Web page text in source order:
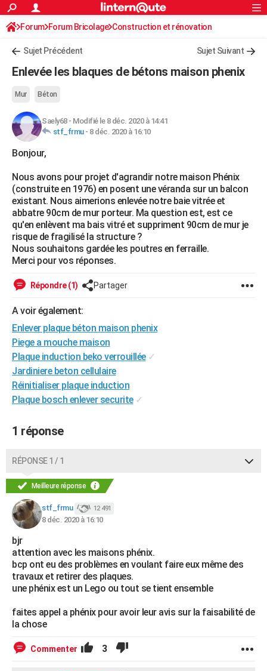
ACTUALITÉS
Politique
Société
Faits Divers
Education
Monde
Villes
+
AUTO
Essais
Réserver un essai
Citadines
Berlines
SUV
Forum auto
+HIGH-TECH
Mobiles
Meilleur smartphone
Internet
Ordinateurs
Jeux vidéo
Guide high-tech
+BRICOLAGE
Forum
Aménagement intérieur
Extérieur
Cuisine
Salle de bains
Jardinage
Rangement
WEEK-END
Guides de France
Escapades
Patrimoine
Expositions
Musées
Week-end nature
+LIFESTYLE
Art de vivre
Bien-être
Loisirs
Mode
Modes de vie
SANTE
Alimentation
Guide de la santé
Maladies
Médicaments
Sommeil
VOYAGE
Destinations
City break
Voyage nature
Voyage de noces
Forum
Climat
PHOTO
GUIDES D'ACHAT
BONS PLANS
CARTE DE VOEUX
Carte de Noël
Carte Bonne année
Carte Saint-Valentin
Carte Pâques
Carte d'anniversaire
DICTIONNAIRE
Dictionnaire
Biographies
Citations
Expressions
Proverbes
PROGRAMME TV
COPAINS D'AVANT
Rechercher
S'inscrire
Connexion
Forum Forum Bricolage Construction et rénovation
Sujet Précédent Sujet Suivant
Enlevée les blaques de bétons maison phenix
Mur Béton
Saely68- Modifié le 8 déc. 2020 à 14:41
stf_frmu- 8 déc. 2020 à 16:10
Bonjour,
Nous avons pour projet d'agrandir notre maison Phénix
(construite en 1976) en posent une véranda sur un balcon
existant. Nous aimerions enlevée notre baie vitrée et
abbatre 90cm de mur porteur. Ma question est, est ce
qu'en enlèvent ma bais vitré et suppriment 90cm de mur je
risque de fragilisé la structure ?
Nous souhaitons gardée les poutres en ferraille.
Merci pour vos réponses.
Répondre (1) Partager
A voir également:
Enlever plaque béton maison phenix
Piege a mouche maison
Plaque induction beko verrouillée ✓
Jardiniere beton cellulaire
Réinitialiser plaque induction
Plaque bosch enlever securite ✓
1 réponse
RÉPONSE 1 / 1
Meilleure réponse
stf_frmu 12 491
8 déc. 2020 à 16:10
bjr
attention avec les maisons phénix.
bcp ont eu des problèmes en voulant faire eux même des
travaux et retirer des plaques.
une phénix est un Lego ou tout se tient ensemble
faites appel a phénix pour avoir leur avis sur la faisabilité de
la chose
Commenter 3